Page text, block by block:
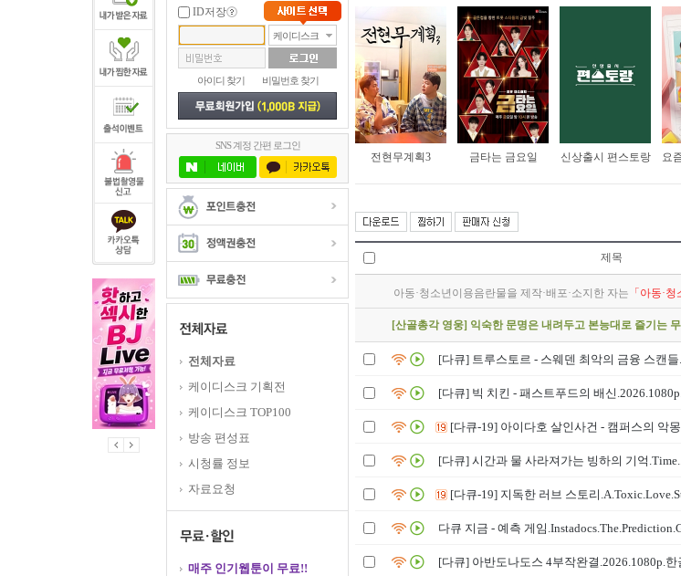
ID저장
케이디스크
아이디 찾기 비밀번호 찾기
SNS 계정 간편 로그인
전체자료
케이디스크 기획전
케이디스크 TOP100
방송 편성표
시청률 정보
자료요청
매주 인기웹툰이 무료!!
전현무계획3 금타는 금요일 신상출시 편스토랑
제목
아동·청소년이용음란물을 제작·배포·소지한 자는 「아동·
[콩콩팜팜] 이번엔 목장이다! 제주도에서 펼쳐지는 찐친 삼인
[심야괴담회 시즌6] 이제는 666이다! 6으로 끝나는 해, 6월에
[놀러코스터] 놀이공원에 미친 남자들의 덕후력 가득한 전
[콩콩팜팜] 이번엔 목장이다! 제주도에서 펼쳐지는 찐친 삼
[심야괴담회 시즌6] 이제는 666이다! 6으로 끝나는 해, 6월에
[다큐] 트루스토르 - 스웨덴 최악의 금융 스캔들
[다큐] 빅 치킨 - 패스트푸드의 배신
[다큐-19] 아이다호 살인사건 - 캠퍼스의 악
[다큐] 시간과 물 사라져가는 빙하의 기억
[다큐-19] 지독한 러브 스토리
다큐 지금 - 예측 게임
[다큐] 아반도나도스 4부작완결.2026.1080p.한